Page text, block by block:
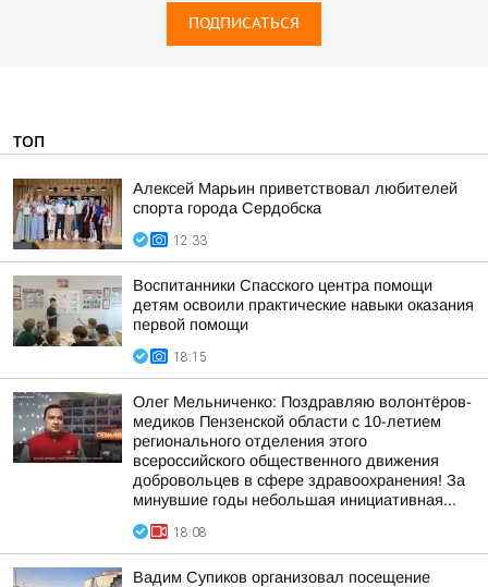
ПОДПИСАТЬСЯ
ТОП
Алексей Марьин приветствовал любителей
спорта города Сердобска
12:33
Воспитанники Спасского центра помощи
детям освоили практические навыки оказания
первой помощи
18:15
Олег Мельниченко: Поздравляю волонтёров-
медиков Пензенской области с 10-летием
регионального отделения этого
всероссийского общественного движения
добровольцев в сфере здравоохранения! За
минувшие годы небольшая инициативная...
18:08
Вадим Супиков организовал посещение